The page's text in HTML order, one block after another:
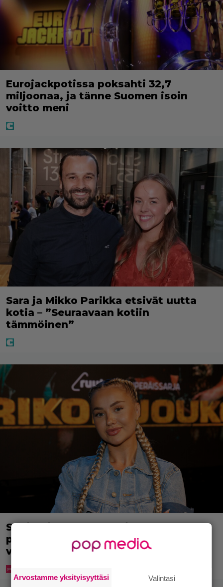
Eurojackpotissa poksahti 32,7
miljoonaa, ja tänne Suomen isoin
voitto meni
Sara ja Mikko Parikka etsivät uutta
kotia – ”Seuraavaan kotiin
tämmöinen”
Sonja Aiello hullaantui elämään
pienellä paikkakunnalla – ”Voi ottaa
vaikka ilman yläosaa aurinkoa”
Arvostamme yksityisyyttäsi Valintasi